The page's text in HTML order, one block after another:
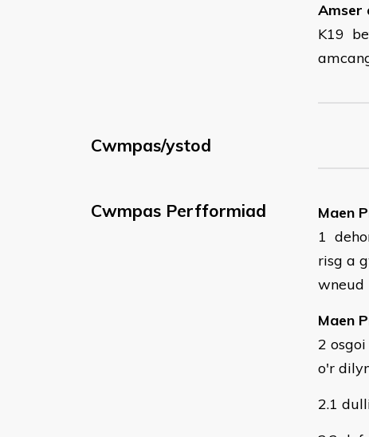
Amser
K19
Cwmpas/ystod
Cwmpas Perfformiad
​Maen
1
risg a
wneud
Maen
2
o'r
2.1